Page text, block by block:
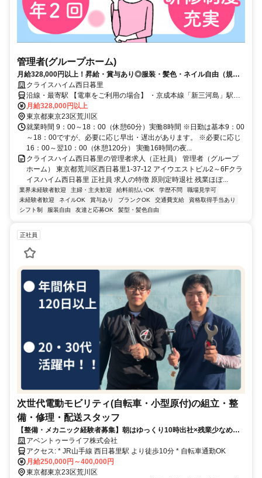
管理者(グループホーム)
月給328,000円以上！昇給・賞与あり◎服装・髪色・ネイル自由（規定
あり）♪ICTを活用した働きやすい環境と研修制度で、あなたの成長をサ
ポートします！
クライスハイム西日暮里
沿線・最寄駅 【電車をご利用の場合】 ・京成本線「新三河島」駅よ
り徒歩約1分 ・JR山手線「西日暮里」駅より徒歩約8分 ・JR常磐線
「三河島」駅より徒歩約9分 【バスをご利用の場合】 最寄りの「新三
河島駅前」バス停より都営バス草64系統にて王子～池袋方面へアクセ
ス可
月給328,000円以上
東京都東京23区荒川区
就業時間 9：00～18：00（休憩60分）実働8時間 ※日勤は基本9：00
～18：00ですが、必要に応じ早出・遅出があります。 ※必要に応じ
16：00～翌10：00（休憩120分） 実働16時間の夜...
クライスハイム西日暮里の管理者求人（正社員） 管理者（グループ
ホーム） 東京都荒川区西日暮里1-37-12 アイウエストビル2～6Fクラ
イスハイム西日暮里 正社員 求人の特徴 原則定時退社 残業ほぼ...
業界未経験者歓迎 主婦・主夫歓迎 給料前払いOK 学歴不問
職場見学可
未経験者歓迎
ネイルOK 賞与あり ブランクOK 交通費支給
資格取得手当あり
シフト制
服装自由 友達と応募OK 髪型・髪色自由
正社員
次世代電動モビリティ(自転車・小型原付)の組立・整
備・修理・配送スタッフ
【整備・メカニック経験者募集】朝はゆっくり10時出社×残業少なめ
【完全週休2日】
アベントゥーライフ株式会社
アクセス: * JR山手線 西日暮里駅 より徒歩10分 * 自転車通勤OK
月給250,000円～400,000円
東京都東京23区荒川区